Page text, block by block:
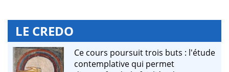
LE CREDO
Ce cours poursuit trois buts : l'étude
contemplative qui permet